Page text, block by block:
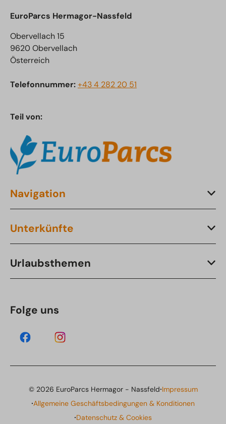
EuroParcs Hermagor-Nassfeld
Obervellach 15
9620 Obervellach
Österreich
Telefonnummer:+43 4 282 20 51
Teil von:
Navigation
Unterkünfte
Urlaubsthemen
Folge uns
© 2026 EuroParcs Hermagor - Nassfeld·Impressum
·Allgemeine Geschäftsbedingungen & Konditionen
·Datenschutz & Cookies